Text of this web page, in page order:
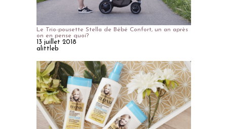
Le Trio-pousette Stella de Bébé Confort, un an après
on en pense quoi?
13 juillet 2018
alittleb